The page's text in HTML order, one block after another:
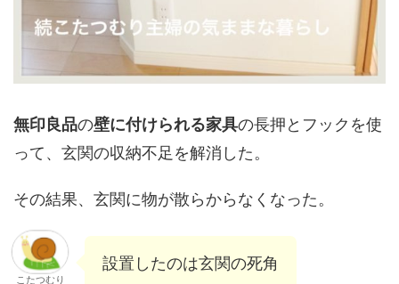
無印良品の壁に付けられる家具の長押とフックを使
って、玄関の収納不足を解消した。
その結果、玄関に物が散らからなくなった。
こたつむり
設置したのは玄関の死角